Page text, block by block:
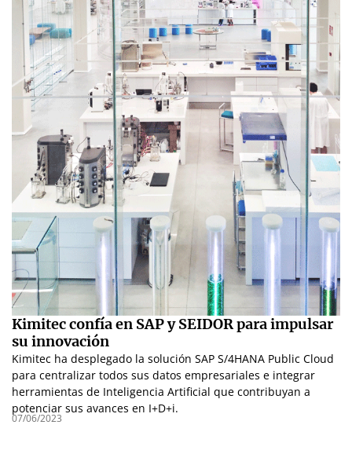
Kimitec confía en SAP y SEIDOR para impulsar
su innovación
Kimitec ha desplegado la solución SAP S/4HANA Public Cloud
para centralizar todos sus datos empresariales e integrar
herramientas de Inteligencia Artificial que contribuyan a
potenciar sus avances en I+D+i.
07/06/2023